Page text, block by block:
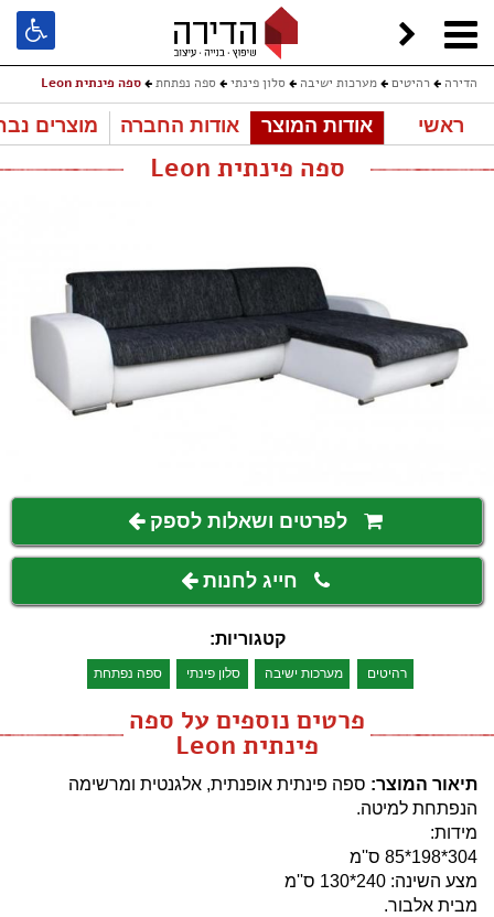
הדירה רהיטים מערכות ישיבה סלון פינתי ספה נפתחת ספה פינתית Leon
ראשי אודות המוצר אודות החברה מוצרים
ספה פינתית Leon
לפרטים ושאלות לספק
חייג לחנות
קטגוריות:
רהיטים מערכות ישיבה סלון פינתי ספה נפתחת
פרטים נוספים על ספה
פינתית Leon
תיאור המוצר: ספה פינתית אופנתית, אלגנטית ומרשימה
הנפתחת למיטה.
מידות:
304*198*85 ס''מ
מצע השינה: 240*130 ס''מ
מבית אלבור.